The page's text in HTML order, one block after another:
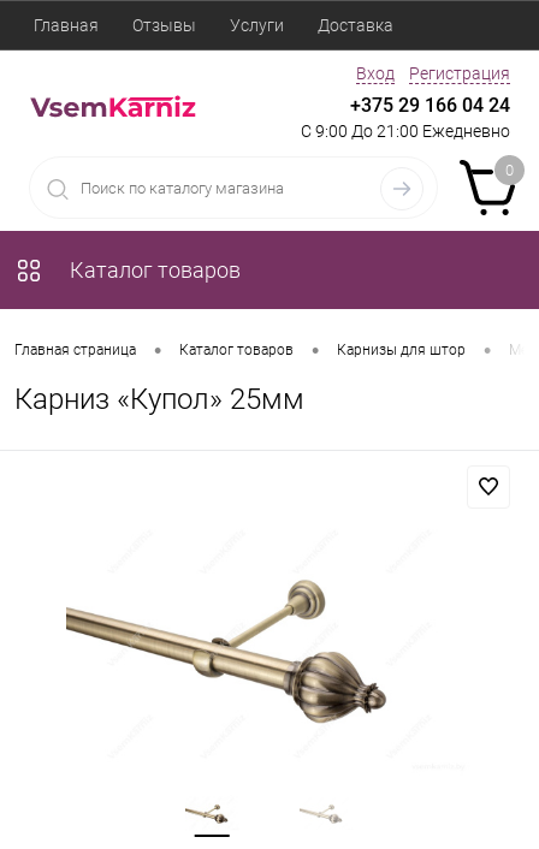
Главная Отзывы Услуги Доставка
Вход Регистрация
+375 29 166 04 24
С 9:00 До 21:00 Ежедневно
0
Каталог товаров
Главная страница • Каталог товаров • Карнизы для штор •
Карниз «Купол» 25мм